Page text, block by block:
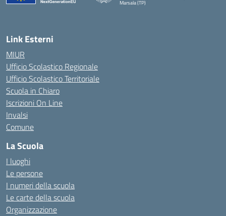
Marsala (TP)
Link Esterni
MIUR
Ufficio Scolastico Regionale
Ufficio Scolastico Territoriale
Scuola in Chiaro
Iscrizioni On Line
Invalsi
Comune
La Scuola
I luoghi
Le persone
I numeri della scuola
Le carte della scuola
Organizzazione